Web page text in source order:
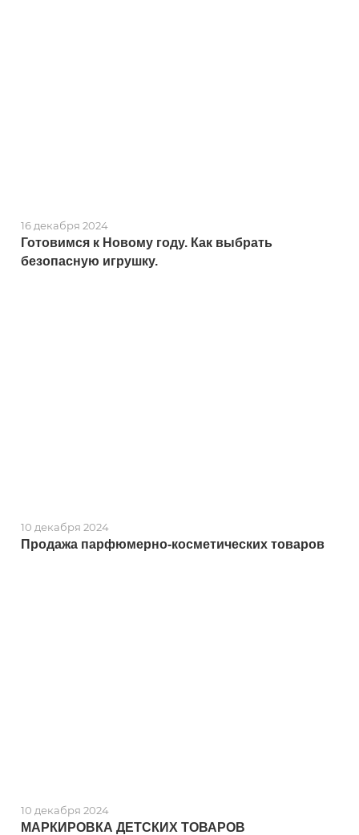
Готовимся к Новому году. Как выбрать
безопасную игрушку.
16 декабря 2024
Продажа парфюмерно-косметических товаров
10 декабря 2024
МАРКИРОВКА ДЕТСКИХ ТОВАРОВ
10 декабря 2024